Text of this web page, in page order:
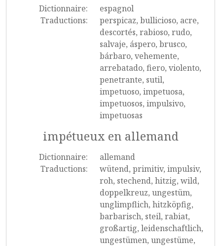
Dictionnaire:
espagnol
Traductions:
perspicaz, bullicioso, acre,
descortés, rabioso, rudo,
salvaje, áspero, brusco,
bárbaro, vehemente,
arrebatado, fiero, violento,
penetrante, sutil,
impetuoso, impetuosa,
impetuosos, impulsivo,
impetuosas
impétueux en allemand
Dictionnaire:
allemand
Traductions:
wütend, primitiv, impulsiv,
roh, stechend, hitzig, wild,
doppelkreuz, ungestüm,
unglimpflich, hitzköpfig,
barbarisch, steil, rabiat,
großartig, leidenschaftlich,
ungestümen, ungestüme,